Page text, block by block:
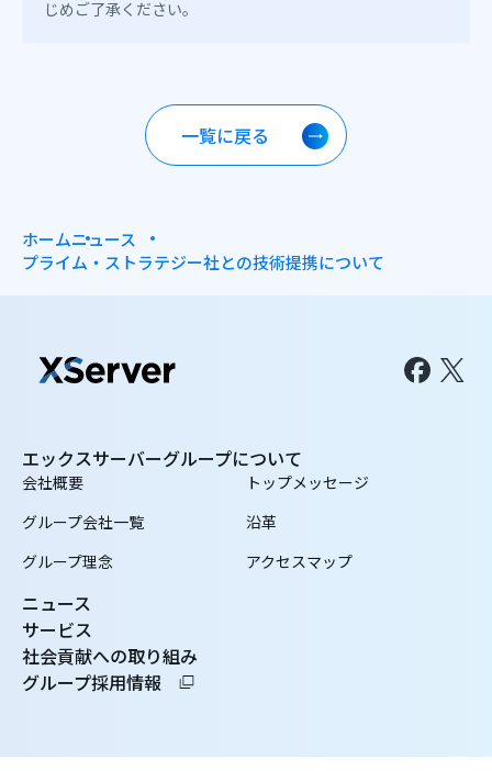
じめご了承ください。
一覧に戻る
ホームニュース
プライム・ストラテジー社との技術提携について
エックスサーバーグループについて
会社概要
グループ会社一覧
グループ理念
トップメッセージ
沿革
アクセスマップ
ニュース
サービス
社会貢献への取り組み
グループ採用情報